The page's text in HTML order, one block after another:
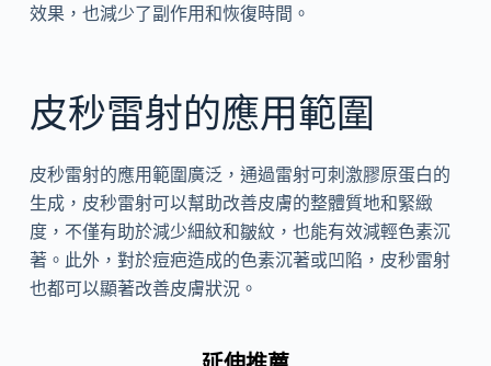
效果，也減少了副作用和恢復時間。
皮秒雷射的應用範圍
皮秒雷射的應用範圍廣泛，通過雷射可刺激膠原蛋白的
生成，皮秒雷射可以幫助改善皮膚的整體質地和緊緻
度，不僅有助於減少細紋和皺紋，也能有效減輕色素沉
著。此外，對於痘疤造成的色素沉著或凹陷，皮秒雷射
也都可以顯著改善皮膚狀況。